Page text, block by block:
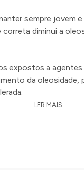
sempre
diminui a
a
da
LER MAIS